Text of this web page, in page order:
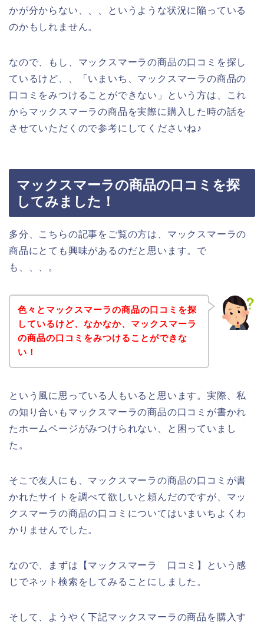
かが分からない、、、というような状況に陥っている
のかもしれません。
なので、もし、マックスマーラの商品の口コミを探し
ているけど、、「いまいち、マックスマーラの商品の
口コミをみつけることができない」という方は、これ
からマックスマーラの商品を実際に購入した時の話を
させていただくので参考にしてくださいね♪
マックスマーラの商品の口コミを探
してみました！
多分、こちらの記事をご覧の方は、マックスマーラの
商品にとても興味があるのだと思います。で
も、、、。
色々とマックスマーラの商品の口コミを探
しているけど、なかなか、マックスマーラ
の商品の口コミをみつけることができな
い！
という風に思っている人もいると思います。実際、私
の知り合いもマックスマーラの商品の口コミが書かれ
たホームページがみつけられない、と困っていまし
た。
そこで友人にも、マックスマーラの商品の口コミが書
かれたサイトを調べて欲しいと頼んだのですが、マッ
クスマーラの商品の口コミについてはいまいちよくわ
かりませんでした。
なので、まずは【マックスマーラ 口コミ】という感
じでネット検索をしてみることにしました。
そして、ようやく下記マックスマーラの商品を購入す